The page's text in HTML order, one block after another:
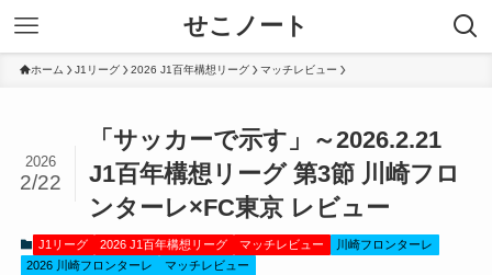
せこノート
ホーム J1リーグ 2026 J1百年構想リーグ マッチレビュー
「サッカーで示す」～2026.2.21
J1百年構想リーグ 第3節 川崎フロ
ンターレ×FC東京 レビュー
2026
2/22
J1リーグ 2026 J1百年構想リーグ マッチレビュー
川崎フロンターレ
2026 川崎フロンターレ
マッチレビュー